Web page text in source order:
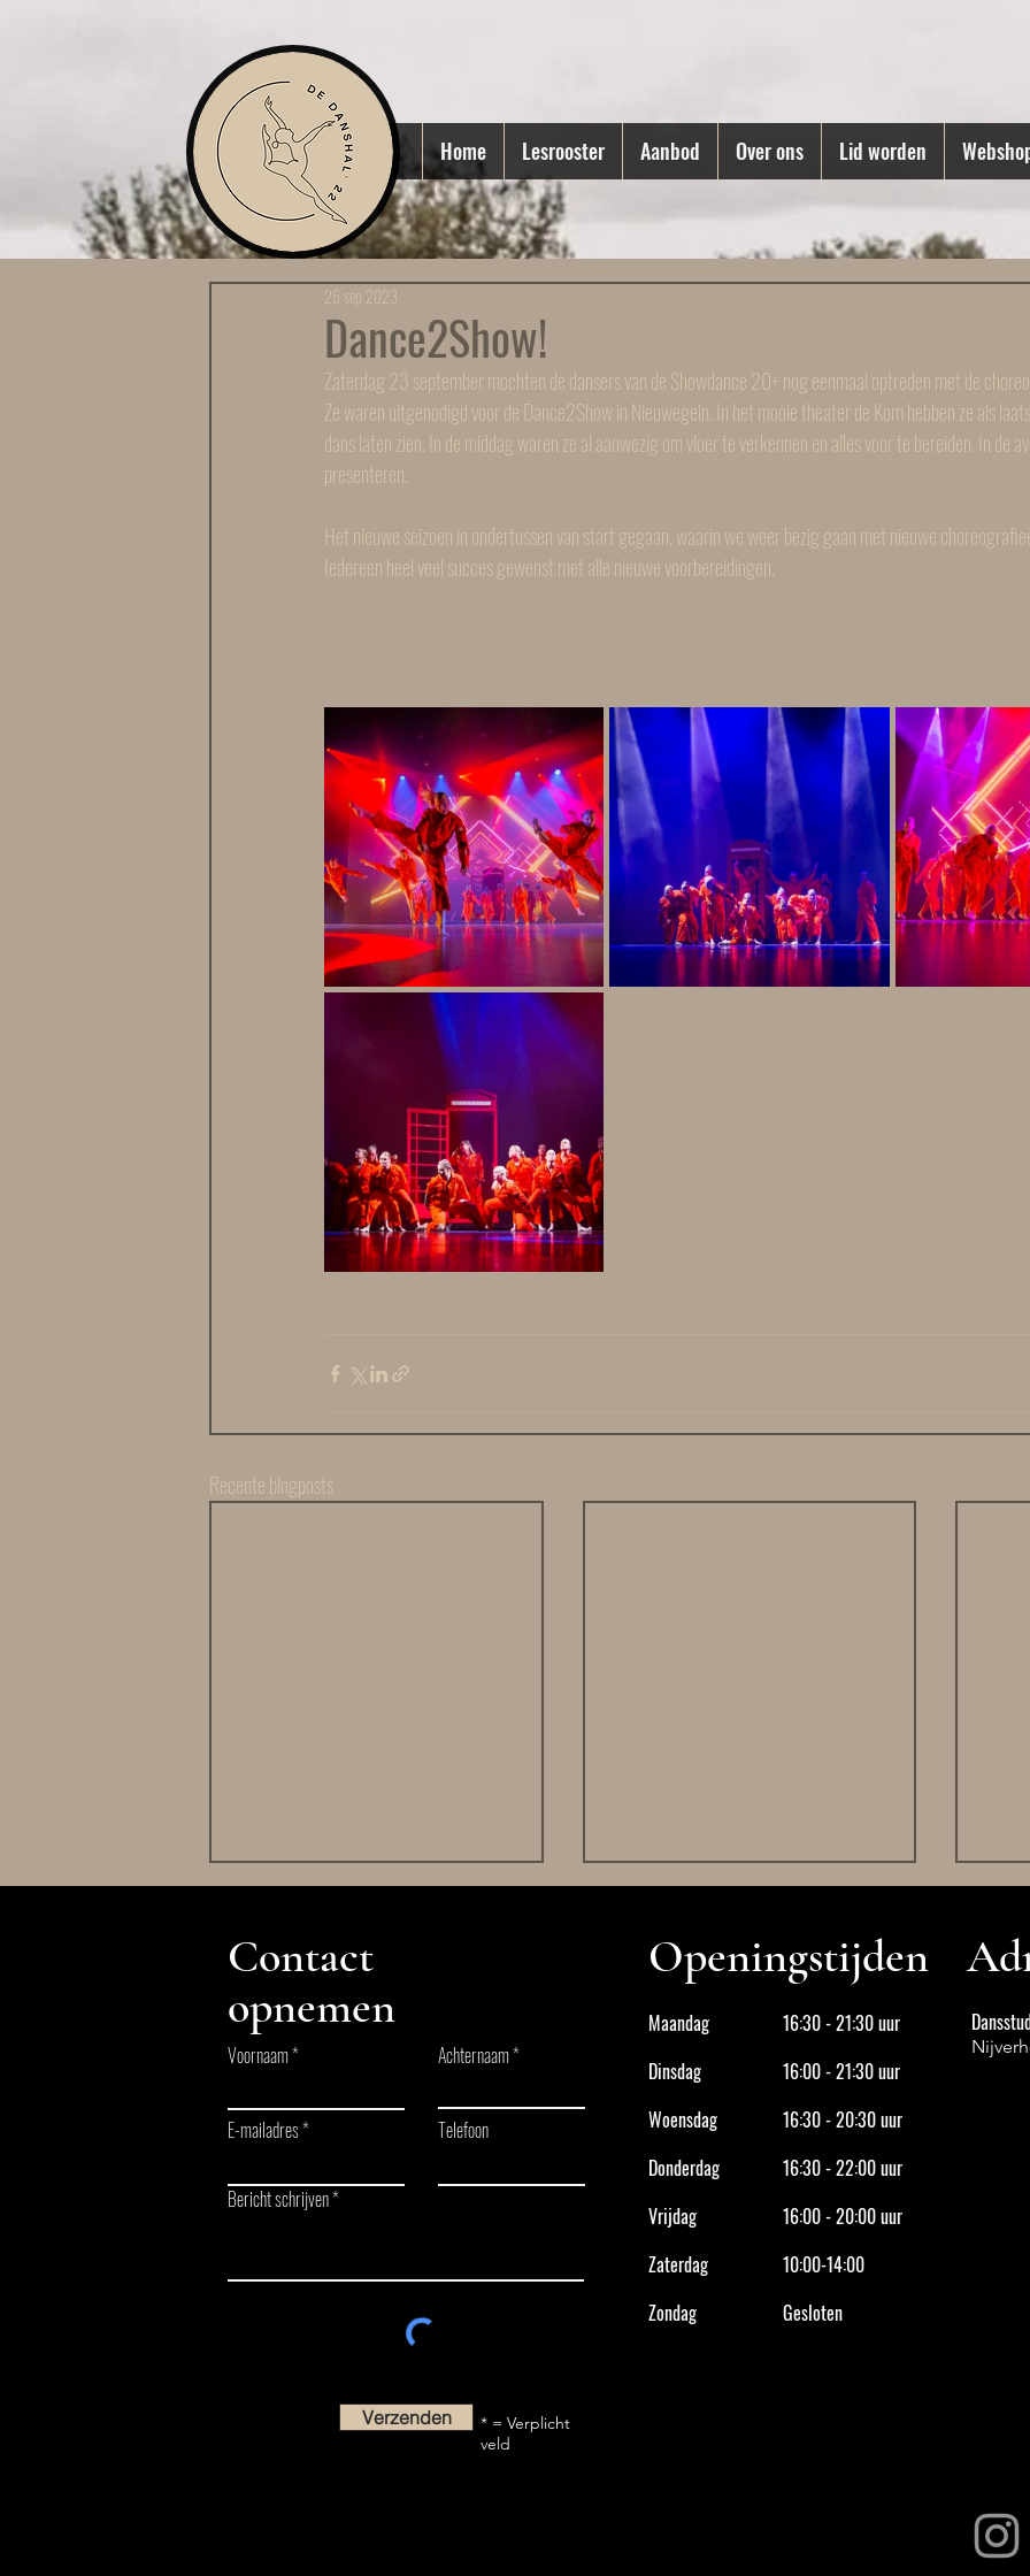
Home Lesrooster Aanbod Over ons Lid worden
Dance2Show!
26 sep 2023
Zaterdag 23 september mochten de dansers van de Showdance 20+ nog eenmaal optreden met de
Ze waren uitgenodigd voor de Dance2Show in Nieuwegein. In het mooie theater de Kom hebben ze als
dans laten zien. In de middag waren ze al aanwezig om vloer te verkennen en alles voor te bereiden. In de
presenteren.
Het nieuwe seizoen in ondertussen van start gegaan, waarin we weer bezig gaan met nieuwe
Iedereen heel veel succes gewenst met alle nieuwe voorbereidingen.
Recente blogposts
op het NK!
Nieuw! Peuterdans! Vanaf 28
augustus 2026
Contact
opnemen
Voornaam
E-mailadres
Achternaam
Telefoon
Bericht schrijven
Verzenden
* = Verplicht
veld
Openingstijden
Maandag
Dinsdag
Woensdag
Donderdag
Vrijdag
Zaterdag
Zondag
16:30 - 21:30 uur
16:00 - 21:30 uur
16:30 - 20:30 uur
16:30 - 22:00 uur
16:00 - 20:00 uur
10:00-14:00
Gesloten